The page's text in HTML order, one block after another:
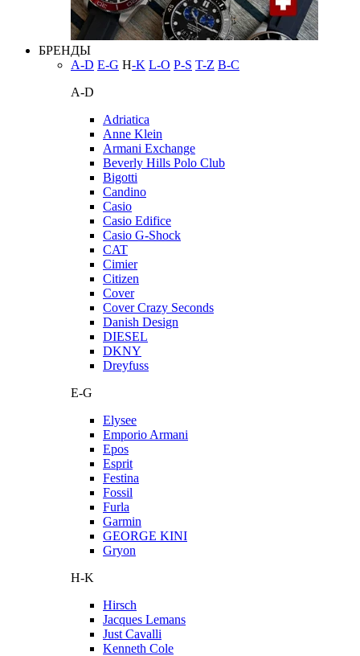
БРЕНДЫ
A-D E-G H-K L-O P-S T-Z В-С
A-D
Adriatica
Anne Klein
Armani Exchange
Beverly Hills Polo Club
Bigotti
Candino
Casio
Casio Edifice
Casio G-Shock
CAT
Cimier
Citizen
Cover
Cover Crazy Seconds
Danish Design
DIESEL
DKNY
Dreyfuss
E-G
Elysee
Emporio Armani
Epos
Esprit
Festina
Fossil
Furla
Garmin
GEORGE KINI
Gryon
H-K
Hirsch
Jacques Lemans
Just Cavalli
Kenneth Cole